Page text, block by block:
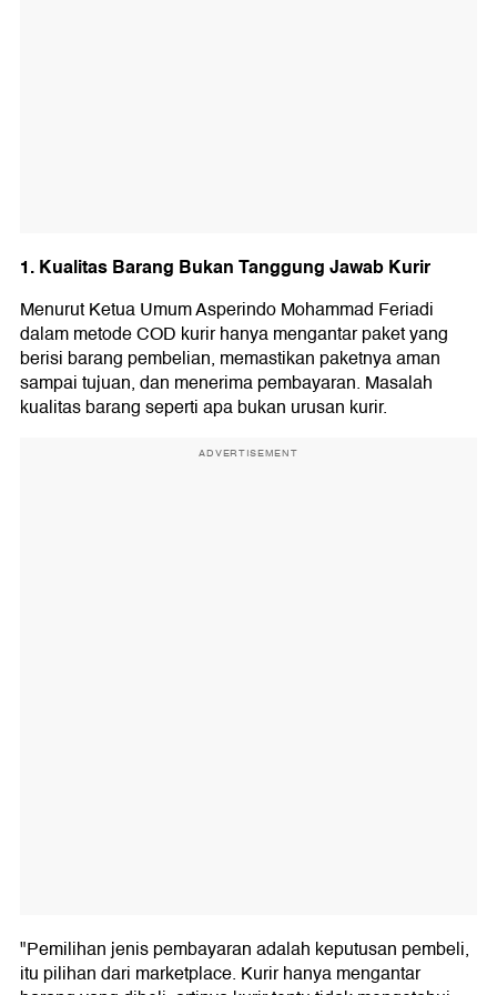
1. Kualitas Barang Bukan Tanggung Jawab Kurir
Menurut Ketua Umum Asperindo Mohammad Feriadi
dalam metode COD kurir hanya mengantar paket yang
berisi barang pembelian, memastikan paketnya aman
sampai tujuan, dan menerima pembayaran. Masalah
kualitas barang seperti apa bukan urusan kurir.
ADVERTISEMENT
"Pemilihan jenis pembayaran adalah keputusan pembeli,
itu pilihan dari marketplace. Kurir hanya mengantar